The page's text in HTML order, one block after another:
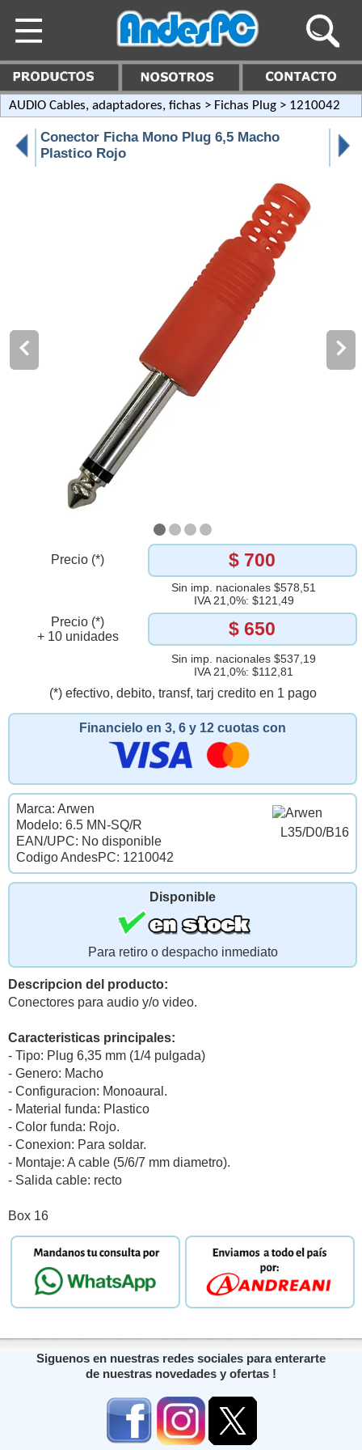
AUDIO Cables, adaptadores, fichas > Fichas Plug > 1210042
Conector Ficha Mono Plug 6,5 Macho
Plastico Rojo
Precio (*) $ 700
Sin imp. nacionales $578,51
IVA 21,0%: $121,49
Precio (*)
+ 10 unidades
$ 650
Sin imp. nacionales $537,19
IVA 21,0%: $112,81
(*) efectivo, debito, transf, tarj credito en 1 pago
Financielo en 3, 6 y 12 cuotas con
L35/D0/B16
Marca: Arwen
Modelo: 6.5 MN-SQ/R
EAN/UPC: No disponible
Codigo AndesPC: 1210042
Disponible
Para retiro o despacho inmediato
Descripcion del producto:
Conectores para audio y/o video.
Caracteristicas principales:
- Tipo: Plug 6,35 mm (1/4 pulgada)
- Genero: Macho
- Configuracion: Monoaural.
- Material funda: Plastico
- Color funda: Rojo.
- Conexion: Para soldar.
- Montaje: A cable (5/6/7 mm diametro).
- Salida cable: recto
Box 16
Siguenos en nuestras redes sociales para enterarte
de nuestras novedades y ofertas !